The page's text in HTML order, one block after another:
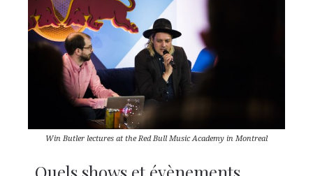
Win Butler lectures at the Red Bull Music Academy in Montreal